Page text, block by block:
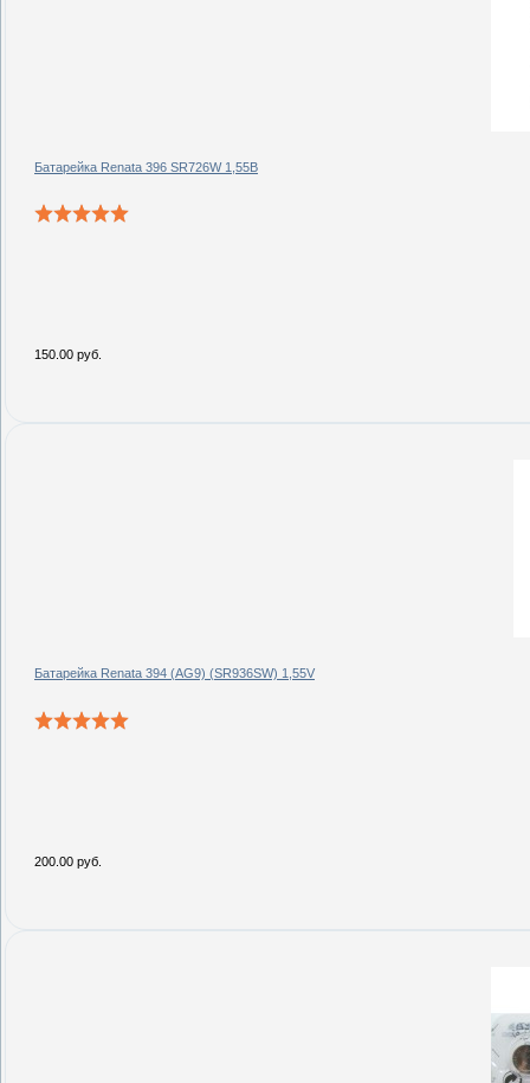
Батарейка Renata 396 SR726W 1,55В
150.00 руб.
Батарейка Renata 394 (AG9) (SR936SW) 1,55V
200.00 руб.